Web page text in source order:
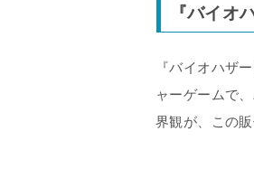
『バイオ
『バイオハザ
ャーゲームで
界観が、この